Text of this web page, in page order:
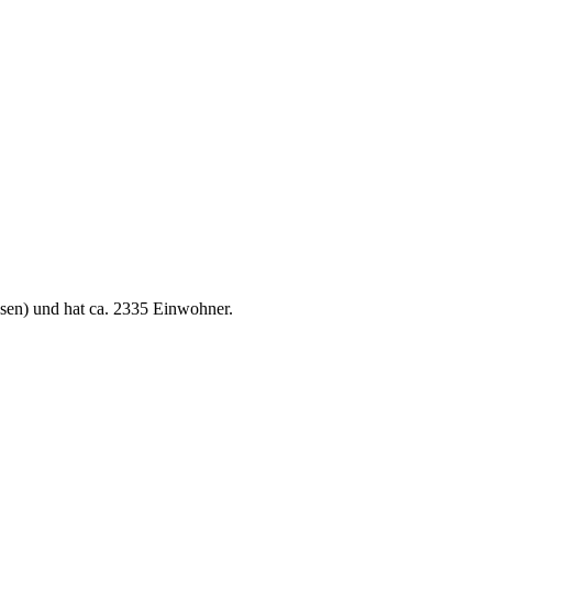
und hat ca. 2335 Einwohner.